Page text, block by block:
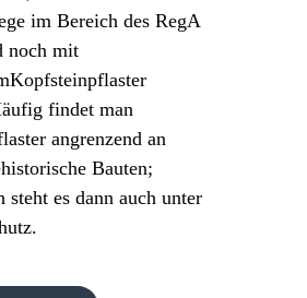
im Bereich des RegA
noch mit
findet man
angrenzend an
Bauten;
steht es dann auch unter